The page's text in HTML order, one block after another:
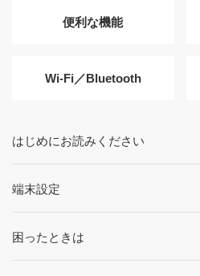
便利な機能
Wi-Fi／Bluetooth
はじめにお読みください
端末設定
困ったときは